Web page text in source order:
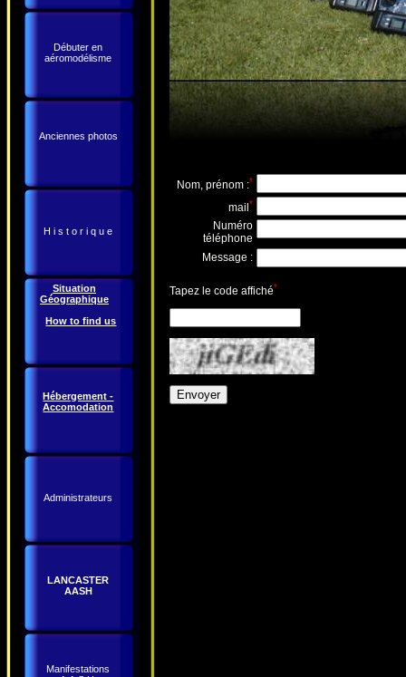
Débuter en
aéromodélisme
Anciennes photos
H i s t o r i q u e
Situation
Géographique
How to find us
Hébergement -
Accomodation
Administrateurs
LANCASTER
AASH
Manifestations
Nom, prénom :*
mail *
Numéro
téléphone
Message :
Tapez le code affiché*